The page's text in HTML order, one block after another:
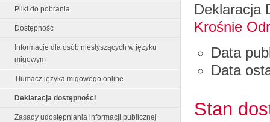
Pliki do pobrania
Dostępność
Informacje dla osób niesłyszących w języku
migowym
Tłumacz języka migowego online
Deklaracja dostępności
Zasady udostępniania informacji publicznej
Deklaracja
Krośnie
Data
Data
Stan